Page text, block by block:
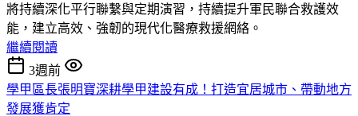
將持續深化平行聯繫與定期演習，持續提升軍民聯合救護效
能，建立高效、強韌的現代化醫療救援網絡。
繼續閱讀
3週前
學甲區長張明寶深耕學甲建設有成！打造宜居城市、帶動地方
發展獲肯定